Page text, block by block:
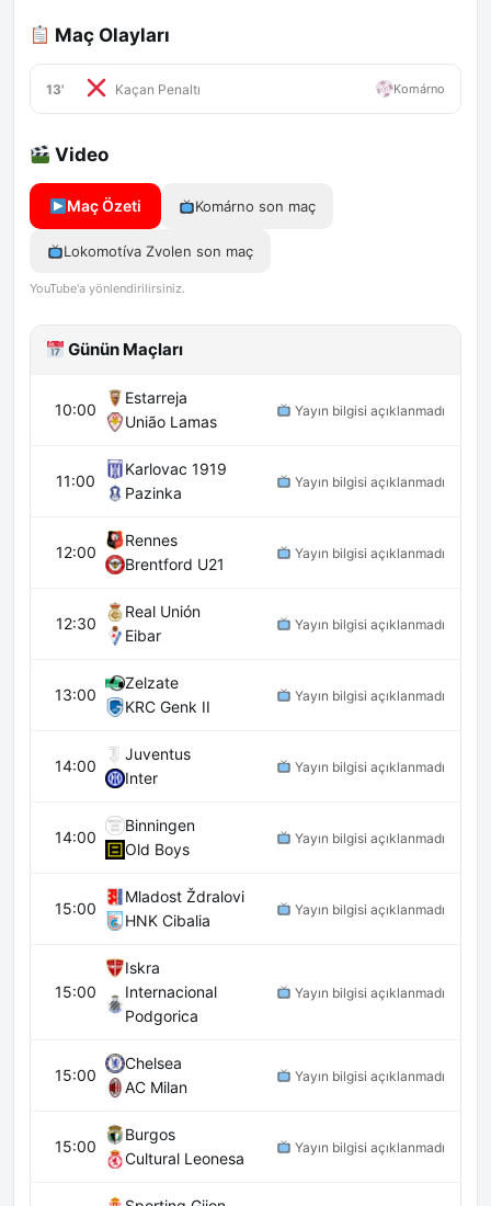
Maç Olayları
13' Kaçan Penaltı Komárno
Video
Maç Özeti Komárno son maç
Lokomotíva Zvolen son maç
YouTube'a yönlendirilirsiniz.
Günün Maçları
10:00
Estarreja
União Lamas
Yayın bilgisi açıklanmadı
11:00
Karlovac 1919
Pazinka
Yayın bilgisi açıklanmadı
12:00
Rennes
Brentford U21
Yayın bilgisi açıklanmadı
12:30
Real Unión
Eibar
Yayın bilgisi açıklanmadı
13:00
Zelzate
KRC Genk II
Yayın bilgisi açıklanmadı
14:00
Juventus
Inter
Yayın bilgisi açıklanmadı
14:00
Binningen
Old Boys
Yayın bilgisi açıklanmadı
15:00
Mladost Ždralovi
HNK Cibalia
Yayın bilgisi açıklanmadı
15:00
Iskra
Internacional
Podgorica
Yayın bilgisi açıklanmadı
15:00
Chelsea
AC Milan
Yayın bilgisi açıklanmadı
15:00
Burgos
Cultural Leonesa
Yayın bilgisi açıklanmadı